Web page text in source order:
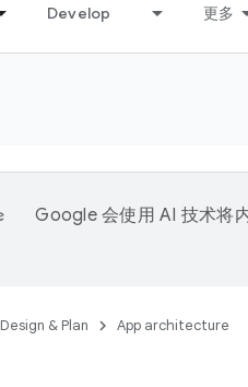
Develop 更多
Google 会使用 AI 技术将
Design & Plan App architecture